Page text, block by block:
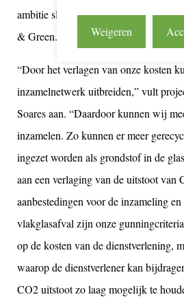
ambitie sluit natuurlijk naadloos aan
& Green.”
“Door het verlagen van onze kosten
inzamelnetwerk uitbreiden,” vult
Soares aan. “Daardoor kunnen wij
inzamelen. Zo kunnen er meer
ingezet worden als grondstof in de
aan een verlaging van de uitstoot van
aanbestedingen voor de inzameling
vlakglasafval zijn onze
op de kosten van de dienstverlening,
waarop de dienstverlener kan
CO2 uitstoot zo laag mogelijk te
Weigeren